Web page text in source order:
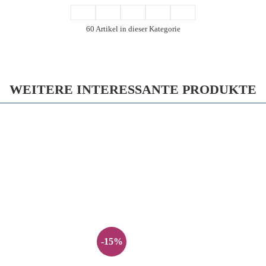
60 Artikel in dieser Kategorie
WEITERE INTERESSANTE PRODUKTE
-15%